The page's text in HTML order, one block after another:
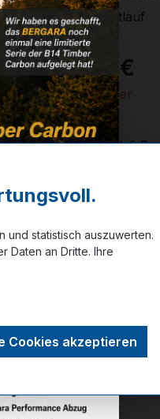
✔24'' Achtkantlauf
1.349,00 €
❌ Nicht auf Lager
Noch kein Kunde?
Zum Merkzettel
statistisch auszuwerten.
Daten an Dritte. Ihre
Cookies akzeptieren